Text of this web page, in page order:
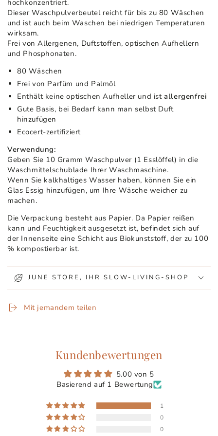
hochkonzentriert.
Dieser Waschpulverbeutel reicht für bis zu 80 Wäschen
und ist auch beim Waschen bei niedrigen Temperaturen
wirksam.
Frei von Allergenen, Duftstoffen, optischen Aufhellern
und Phosphonaten.
80 Wäschen
Frei von Parfüm und Palmöl
Enthält keine optischen Aufheller und istallergenfrei
Gute Basis, bei Bedarf kann man selbst Duft
hinzufügen
Ecocert-zertifiziert
Verwendung:
Geben Sie 10 Gramm Waschpulver (1 Esslöffel) in die
Waschmittelschublade Ihrer Waschmaschine.
Wenn Sie kalkhaltiges Wasser haben, können Sie ein
Glas Essig hinzufügen, um Ihre Wäsche weicher zu
machen.
Die Verpackung besteht aus Papier. Da Papier reißen
kann und Feuchtigkeit ausgesetzt ist, befindet sich auf
der Innenseite eine Schicht aus Biokunststoff, der zu 100
% kompostierbar ist.
JUNE STORE, IHR SLOW-LIVING-SHOP
Mit jemandem teilen
Kundenbewertungen
5.00 von 5
Basierend auf 1 Bewertung
1
0
0